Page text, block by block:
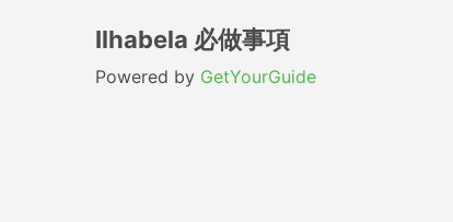
Ilhabela 必做事項
Powered by GetYourGuide